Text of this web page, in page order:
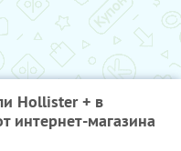
Hollister + в
интернет-магазина